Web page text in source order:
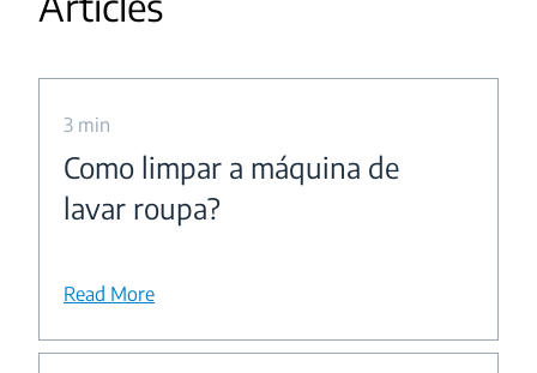
3 min
Como limpar a máquina de
lavar roupa?
Read More